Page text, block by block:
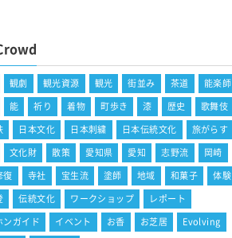
観劇 観光資源 観光 街並み 茶道
能楽師
能 祈り 着物 町歩き 漆 歴史
歌舞伎
日本文化 日本刺繍 日本伝統文化
旅がらす
文化財 散策 愛知県 愛知 志野流
岡崎
復
寺社 宝生流 塗師 地域 和菓子
体験
伝統文化 ワークショップ
レポート
ンガイド
イベント お香 お芝居
Evolving